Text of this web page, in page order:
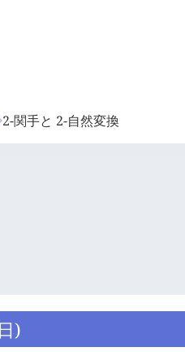
2-関手と 2-自然変換
)